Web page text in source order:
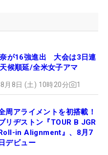
が16強進出 大会は3日連
候順延/全米女子アマ
月8日 (土) 10時20分 1
周アライメントを初搭載！
リヂストン『TOUR B JGR
in Alignment』、8月7
日デビュー